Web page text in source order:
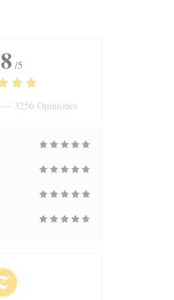
/5
— 3256 Opiniones